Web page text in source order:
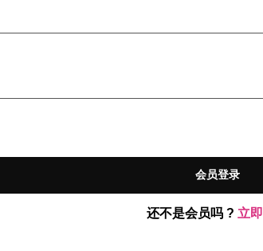
会员登录
还不是会员吗 ? 立